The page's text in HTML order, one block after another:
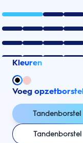
Kleuren
Voeg
Tandenborstel
Tandenborstel